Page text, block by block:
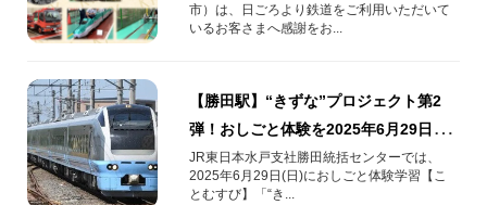
市）は、日ごろより鉄道をご利用いただいて
いるお客さまへ感謝をお...
【勝田駅】“きずな”プロジェクト第2
弾！おしごと体験を2025年6月29日(日)
に開催します！
JR東日本水戸支社勝田統括センターでは、
2025年6月29日(日)におしごと体験学習【こ
とむすび】「“き...